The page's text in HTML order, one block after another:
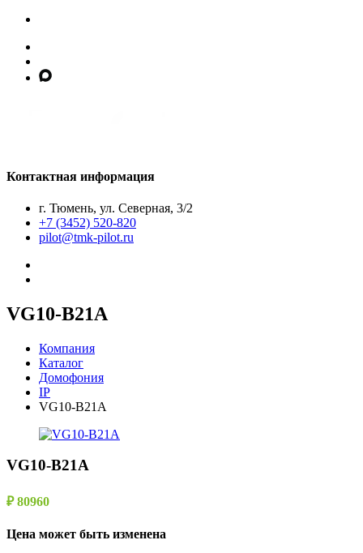
Контактная информация
г. Тюмень, ул. Северная, 3/2
+7 (3452) 520-820
pilot@tmk-pilot.ru
VG10-B21A
Компания
Каталог
Домофония
IP
VG10-B21A
VG10-B21A
₽ 80960
Цена может быть изменена